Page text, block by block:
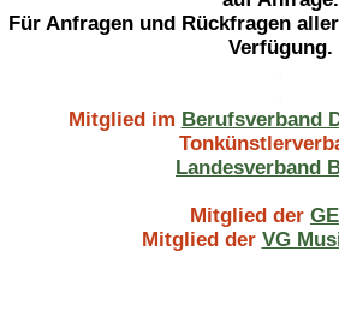
Für Anfragen und Rückfragen
Verfügung.
Mitglied im Berufsverband
Landesverband
Mitglied der
Mitglied der VG